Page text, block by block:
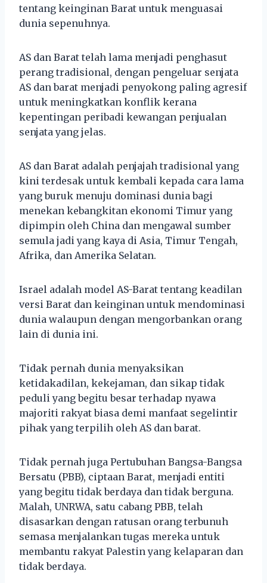
tentang keinginan Barat untuk menguasai
dunia sepenuhnya.
AS dan Barat telah lama menjadi penghasut
perang tradisional, dengan pengeluar senjata
AS dan barat menjadi penyokong paling agresif
untuk meningkatkan konflik kerana
kepentingan peribadi kewangan penjualan
senjata yang jelas.
AS dan Barat adalah penjajah tradisional yang
kini terdesak untuk kembali kepada cara lama
yang buruk menuju dominasi dunia bagi
menekan kebangkitan ekonomi Timur yang
dipimpin oleh China dan mengawal sumber
semula jadi yang kaya di Asia, Timur Tengah,
Afrika, dan Amerika Selatan.
Israel adalah model AS-Barat tentang keadilan
versi Barat dan keinginan untuk mendominasi
dunia walaupun dengan mengorbankan orang
lain di dunia ini.
Tidak pernah dunia menyaksikan
ketidakadilan, kekejaman, dan sikap tidak
peduli yang begitu besar terhadap nyawa
majoriti rakyat biasa demi manfaat segelintir
pihak yang terpilih oleh AS dan barat.
Tidak pernah juga Pertubuhan Bangsa-Bangsa
Bersatu (PBB), ciptaan Barat, menjadi entiti
yang begitu tidak berdaya dan tidak berguna.
Malah, UNRWA, satu cabang PBB, telah
disasarkan dengan ratusan orang terbunuh
semasa menjalankan tugas mereka untuk
membantu rakyat Palestin yang kelaparan dan
tidak berdaya.